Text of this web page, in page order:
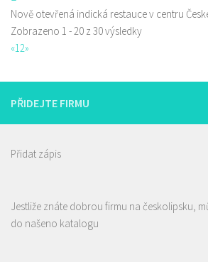
Nově otevřená indická restauce v centru
Zobrazeno 1 - 20 z 30 výsledky
«12»
PŘIDEJTE FIRMU
Přidat zápis
Jestliže znáte dobrou firmu na českolipsku,
do našeno katalogu